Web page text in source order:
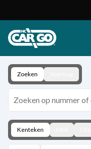
Download
ContactZoeken
Kenteken